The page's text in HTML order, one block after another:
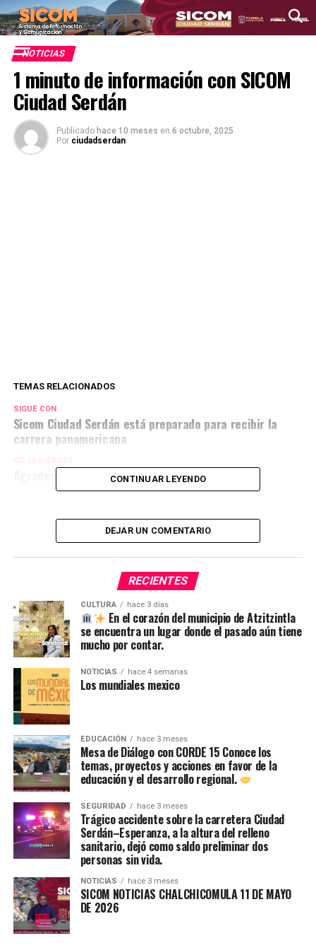
NOTICIAS
1 minuto de información con SICOM
Ciudad Serdán
Publicado hace 10 meses en 6 octubre, 2025
Por ciudadserdan
TEMAS RELACIONADOS
SIGUE CON
Sicom Ciudad Serdán está preparado para recibir la
carrera panamericana
Agradecimientos CONTINUAR LEYENDO
DEJAR UN COMENTARIO
RECIENTES
CULTURA hace 3 días
En el corazón del municipio de Atzitzintla
se encuentra un lugar donde el pasado aún tiene
mucho por contar.
NOTICIAS hace 4 semanas
Los mundiales mexico
EDUCACIÓN hace 3 meses
Mesa de Diálogo con CORDE 15 Conoce los
temas, proyectos y acciones en favor de la
educación y el desarrollo regional.
SEGURIDAD hace 3 meses
Trágico accidente sobre la carretera Ciudad
Serdán–Esperanza, a la altura del relleno
sanitario, dejó como saldo preliminar dos
personas sin vida.
NOTICIAS hace 3 meses
SICOM NOTICIAS CHALCHICOMULA 11 DE MAYO
DE 2026